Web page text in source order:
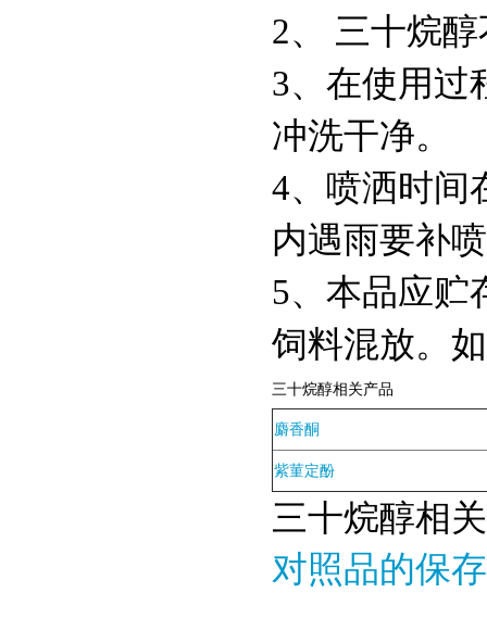
2、 三十烷
3、在使用过
冲洗干净。
4、喷洒时间
内遇雨要补
5、本品应贮
饲料混放。
三十烷醇相关产品
麝香酮
紫菫定酚
三十烷醇相
对照品的保